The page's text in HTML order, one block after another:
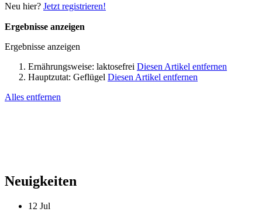
Neu hier? Jetzt registrieren!
Ergebnisse anzeigen
Ergebnisse anzeigen
Ernährungsweise: laktosefrei Diesen Artikel entfernen
Hauptzutat: Geflügel Diesen Artikel entfernen
Alles entfernen
Neuigkeiten
12 Jul